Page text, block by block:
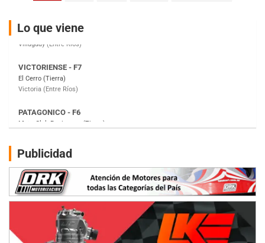
entradas
Lo que viene
El Cerro (Tierra)
Victoria (Entre Ríos)
Moto Club Reginense (Tierra)
Gral. E. Godoy (Río Negro)
Juventud Unida (Tierra)
Humboldt (Santa Fe)
Ciudad de Avellaneda (Asfalto)
Avellaneda (Santa Fe)
SUR SANTAFESINO - F4
José Samuel Sánchez (Tierra)
Rufino (Santa Fe)
TUCUMANO - F5
Publicidad